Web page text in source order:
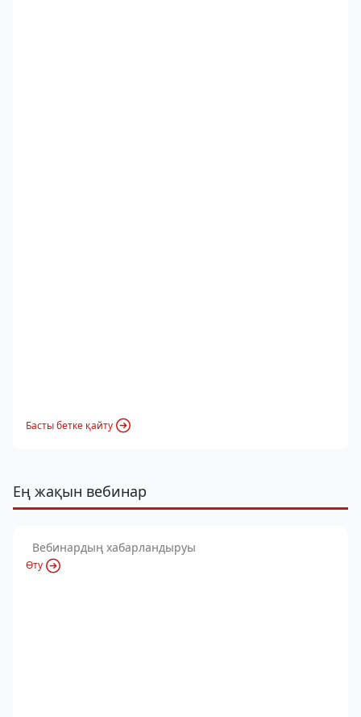
Басты бетке қайту
Ең жақын вебинар
Вебинардың хабарландыруы
Өту